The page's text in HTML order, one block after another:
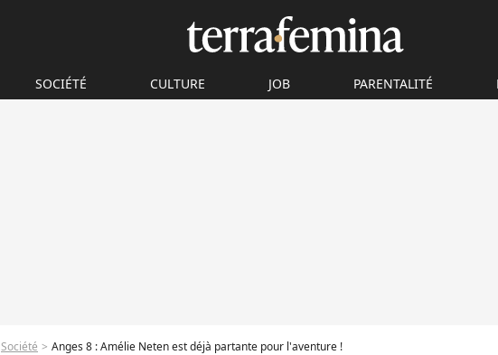
SOCIÉTÉ CULTURE JOB PARENTALITÉ
Société Anges 8 : Amélie Neten est déjà partante pour l'aventure !